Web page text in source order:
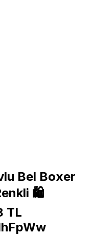
Bel Boxer
🛍️
TL